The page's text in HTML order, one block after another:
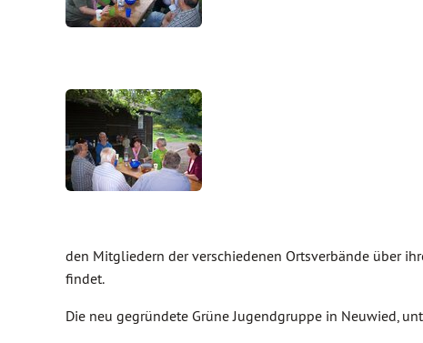
den Mitgliedern der verschiedenen Ortsverbände über
findet.
Die neu gegründete Grüne Jugendgruppe in Neuwied,